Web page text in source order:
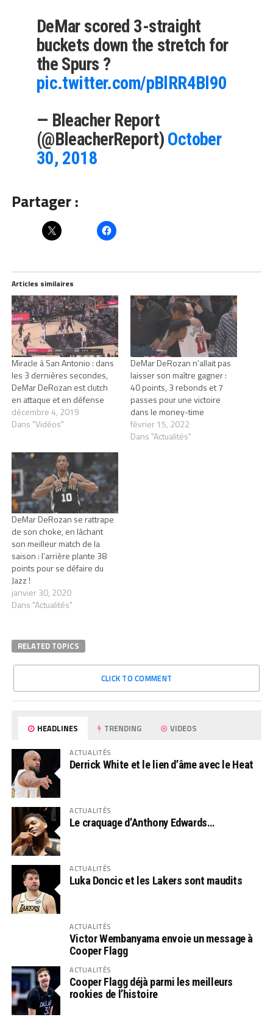
DeMar scored 3-straight
buckets down the stretch for
the Spurs ?
pic.twitter.com/pBlRR4Bl90
— Bleacher Report
(@BleacherReport) October
30, 2018
Partager :
Articles similaires
Miracle à San Antonio : dans
les 3 dernières secondes,
DeMar DeRozan est clutch
en attaque et en défense
décembre 4, 2019
Dans "Vidéos"
DeMar DeRozan n’allait pas
laisser son maître gagner :
40 points, 3 rebonds et 7
passes pour une victoire
dans le money-time
février 15, 2022
Dans "Actualités"
DeMar DeRozan se rattrape
de son choke, en lâchant
son meilleur match de la
saison : l’arrière plante 38
points pour se défaire du
Jazz !
janvier 30, 2020
Dans "Actualités"
RELATED TOPICS
CLICK TO COMMENT
HEADLINES TRENDING VIDEOS
ACTUALITÉS
Derrick White et le lien d’âme avec le Heat
ACTUALITÉS
Le craquage d’Anthony Edwards…
ACTUALITÉS
Luka Doncic et les Lakers sont maudits
ACTUALITÉS
Victor Wembanyama envoie un message à
Cooper Flagg
ACTUALITÉS
Cooper Flagg déjà parmi les meilleurs
rookies de l’histoire